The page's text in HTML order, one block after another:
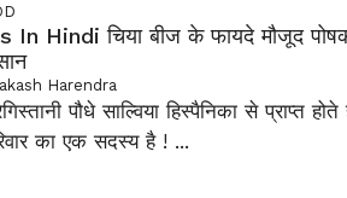
In Hindi चिया बीज के फायदे मौजूद
Harendra
पौधे साल्विया हिस्पैनिका से प्राप्त होते
का एक सदस्य है ! ...